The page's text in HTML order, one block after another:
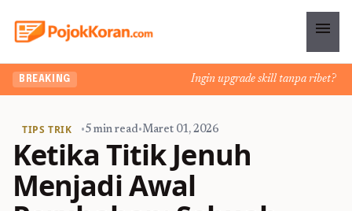
menu
BREAKING Ingin upgrade skill tanpa ribet?
TIPS TRIK •5 min read•Maret 01, 2026
Ketika Titik Jenuh
Menjadi Awal